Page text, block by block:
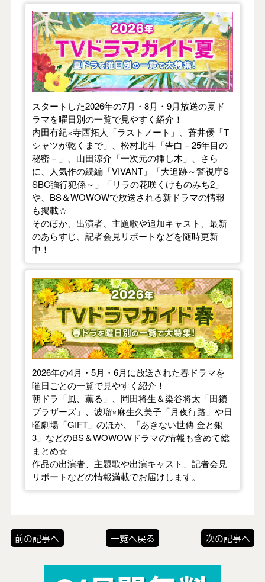
【2026年夏】TVドラマガイド
スタートした2026年の7月・8月・9月放送の夏ド
ラマを曜日別の一覧で見やすく紹介！
内田有紀×寺西拓人「ラストノート」、蒼井優「T
シャツが乾くまで」、松村北斗「告白－25年目の
秘密－」、山田涼介「一次元の挿し木」、さら
に、人気作の続編「VIVANT」「大追跡～警視庁S
SBC強行犯係～」「リラの花咲くけものみち2」
や、BS＆WOWOWで放送される新ドラマの情報
も掲載☆
そのほか、出演者、主題歌や追加キャスト、最新
のあらすじ、記者会見リポートなどを随時更新
中！
【2026年春】TVドラマガイド
2026年の4月・5月・6月に放送された春ドラマを
曜日ごとの一覧で見やすく紹介！
朝ドラ「風、薫る」、岡田将生＆染谷将太「田鎖
ブラザーズ」、波瑠×麻生久美子「月夜行路」や日
曜劇場「GIFT」のほか、「あきない世傳 金と銀
3」などのBS＆WOWOWドラマの情報も含めて総
まとめ☆
作品の出演者、主題歌や出演キャスト、記者会見
リポートなどの情報満載でお届けします。
前の記事へ 一覧へ戻る 次の記事へ